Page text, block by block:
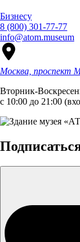
Бизнесу
8 (800) 301-77-77
info@atom.museum
Москва, проспект
Вторник-
с 10:00 до 21:00